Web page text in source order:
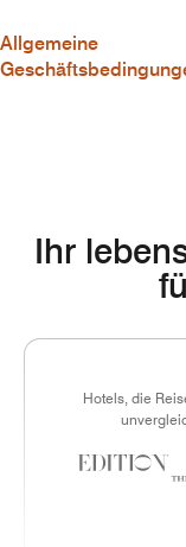
Allgemeine
Ihr
Hotels, die